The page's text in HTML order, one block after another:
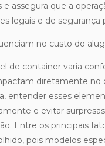
e assegura que a
legais e de segurança
no custo do
de container varia
diretamente no
entender esses
e evitar
Entre os principais
pois modelos